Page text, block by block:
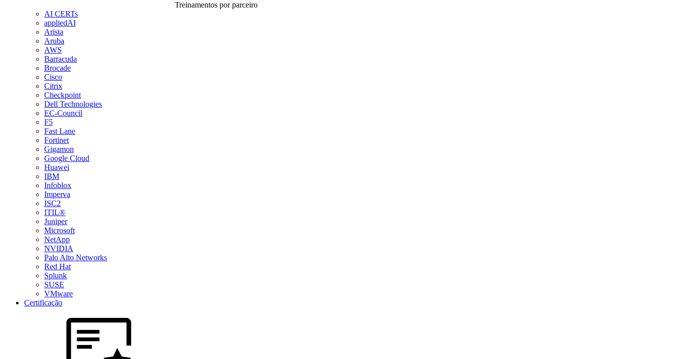
Treinamentos por parceiro
AI CERTs
appliedAI
Arista
Aruba
AWS
Barracuda
Brocade
Cisco
Citrix
Checkpoint
Dell Technologies
EC-Council
F5
Fast Lane
Fortinet
Gigamon
Google Cloud
Huawei
IBM
Infoblox
Imperva
ISC2
ITIL®
Juniper
Microsoft
NetApp
NVIDIA
Palo Alto Networks
Red Hat
Splunk
SUSE
VMware
Certificação